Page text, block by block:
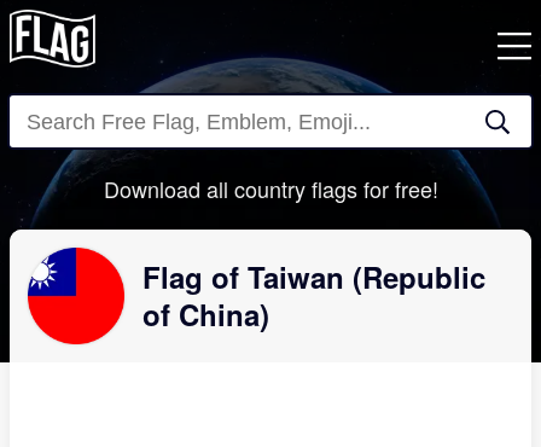
Close
Download all country flags for free!
Flag of Taiwan (Republic
of China)